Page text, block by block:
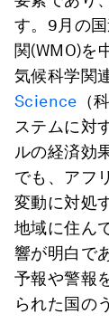
す。9月の
関(WMO)を
気候科学関
Science （
ステムに対
ルの経済効
でも、アフ
変動に対処
地域に住ん
響が明白で
予報や警報
られた国の